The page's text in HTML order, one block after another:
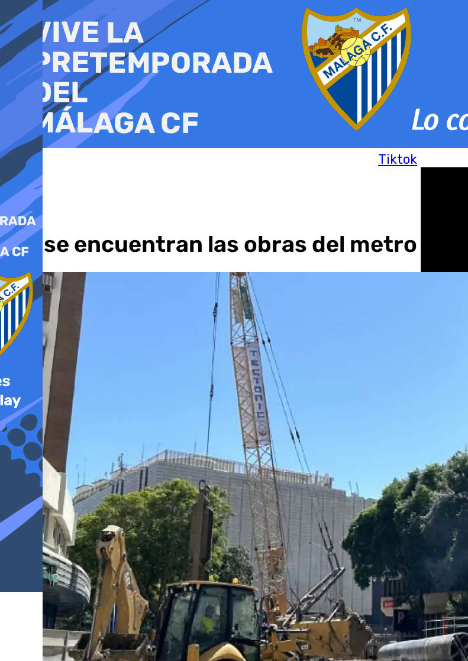
al
contenido
Tiktok
Así se encuentran las obras del metro de